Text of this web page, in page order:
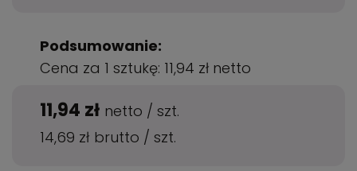
Podsumowanie:
Cena za 1 sztukę: 11,94 zł netto
11,94 zł netto / szt.
14,69 zł brutto / szt.